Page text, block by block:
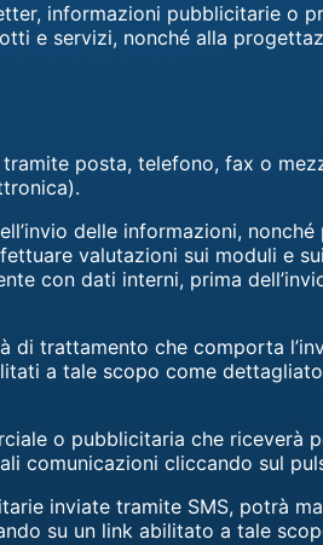
informazioni pubblicitarie o
e servizi, nonché alla
posta, telefono, fax o
delle informazioni,
valutazioni sui moduli e
con dati interni, prima
di trattamento che comporta
a tale scopo come
o pubblicitaria che riceverà
comunicazioni cliccando sul
inviate tramite SMS, potrà
su un link abilitato a tale